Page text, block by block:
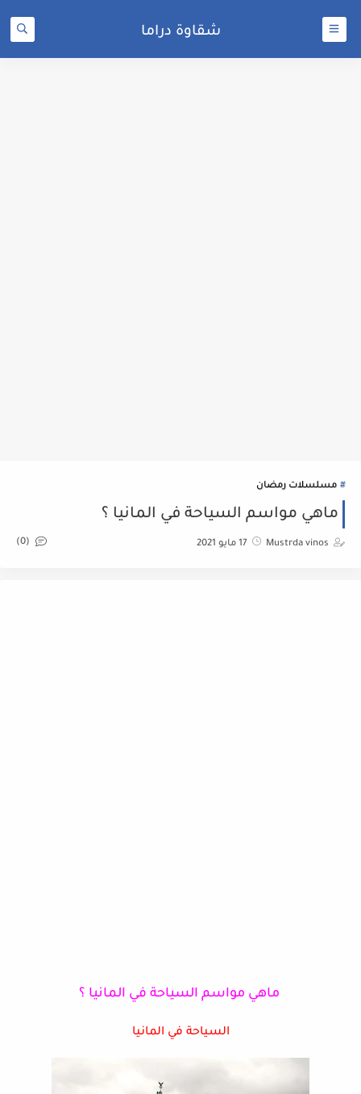
شقاوة دراما
مسلسلات رمضان
ماهي مواسم السياحة في المانيا ؟
Mustrda vinos 17 مايو 2021 (0)
ماهي مواسم السياحة في المانيا ؟
السياحة في المانيا